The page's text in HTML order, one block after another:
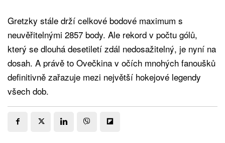
Gretzky stále drží celkové bodové maximum s
neuvěřitelnými 2857 body. Ale rekord v počtu gólů,
který se dlouhá desetiletí zdál nedosažitelný, je nyní na
dosah. A právě to Ovečkina v očích mnohých fanoušků
definitivně zařazuje mezi největší hokejové legendy
všech dob.